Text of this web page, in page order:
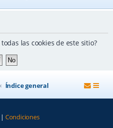
las cookies de este sitio?
Índice general
| Condiciones